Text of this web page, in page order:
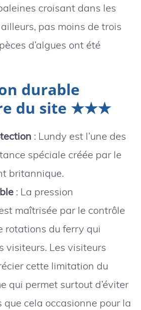
croisant dans les
pas moins de trois
d’algues ont été
durable
du site ★★★
: Lundy est l’une des
spéciale créée par le
britannique.
: La pression
maîtrisée par le contrôle
rotations du ferry qui
visiteurs. Les visiteurs
cette limitation du
qui permet surtout d’éviter
que cela occasionne pour la